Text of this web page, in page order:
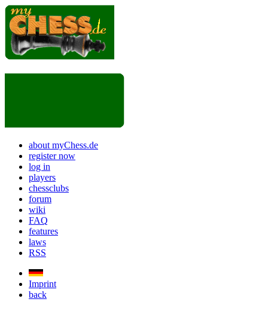
about myChess.de
register now
log in
players
chessclubs
forum
wiki
FAQ
features
laws
RSS
Imprint
back